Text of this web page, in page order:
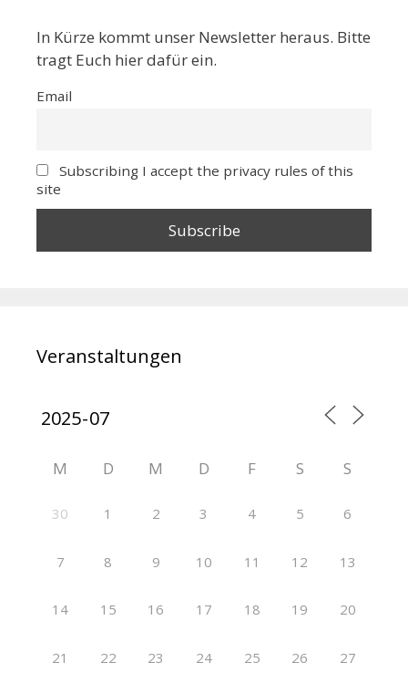
In Kürze kommt unser Newsletter heraus. Bitte
tragt Euch hier dafür ein.
Email
Subscribing I accept the privacy rules of this
site
Veranstaltungen
M D M D F S S
30 1 2 3 4 5 6
7 8 9 10 11 12 13
14 15 16 17 18 19 20
21 22 23 24 25 26 27